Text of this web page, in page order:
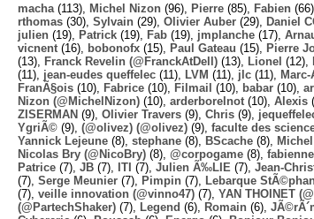
macha (113), Michel Nizon (96), Pierre (85), Fabien (66),
rthomas (30), Sylvain (29), Olivier Auber (29), Daniel
julien (19), Patrick (19), Fab (19), jmplanche (17),
vicnent (16), bobonofx (15), Paul Gateau (15), Pierre
(13),
Franck Revelin (@FranckAtDell) (13), Lionel (12),
(11), jean-eudes queffelec (11), LVM (11), jlc (11),
FranÃ§ois (10), Fabrice (10), Filmail (10), babar (10),
Nizon (@MichelNizon) (10), arderborelnot (10), Alexis
ZISERMAN (9), Olivier Travers (9), Chris (9),
YgriÃ© (9), (@olivez) (@olivez) (9), faculte des
Yannick Lejeune (8), stephane (8), BScache (8), Michel
Nicolas Bry (@NicoBry) (8), @corpogame (8),
Patrice (7), JB (7), ITI (7), Julien Ã‰LIE (7), Jean-
(7), Serge Meunier (7), Pimpin (7), Lebarque
(7), veille innovation (@vinno47) (7), YAN THOINET
(@PartechShaker) (7), Legend (6), Romain (6),